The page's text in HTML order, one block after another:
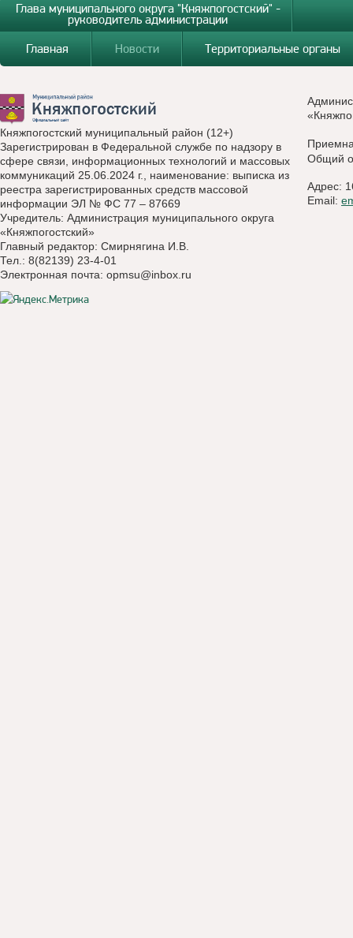
Глава муниципального округа "Княжпогостский" -
руководитель администрации
Главная
Новости Территориальные органы
Княжпогостский муниципальный район (12+)
Зарегистрирован в Федеральной службе по надзору в
сфере связи, информационных технологий и массовых
коммуникаций 25.06.2024 г., наименование: выписка из
реестра зарегистрированных средств массовой
информации ЭЛ № ФС 77 – 87669
Учредитель: Администрация муниципального округа
«Княжпогостский»
Главный редактор: Смирнягина И.В.
Тел.: 8(82139) 23-4-01
Электронная почта: opmsu@inbox.ru
Общий
Адрес:
Email: